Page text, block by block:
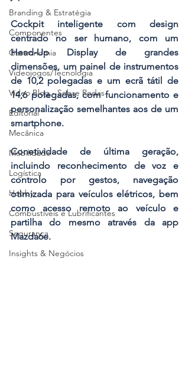
Branding & Estratégia
Componentes
Gastronomia
Videojogos/Tecnologia
Vídeo Blog - Sobre Rodas
Editorial
Mecânica
Mobilidade
Logística
Hobby
Combustíveis e Lubrificantes
Segurança
Insights & Negócios
Cockpit inteligente com design
centrado no ser humano, com um
Head-Up Display de grandes
dimensões, um painel de instrumentos
de 10,2 polegadas e um ecrã tátil de
14,6 polegadas, com funcionamento e
personalização semelhantes aos de um
smartphone.
Conetividade de última geração,
incluindo reconhecimento de voz e
controlo por gestos, navegação
otimizada para veículos elétricos, bem
como acesso remoto ao veículo e
partilha do mesmo através da app
Mazda6e.